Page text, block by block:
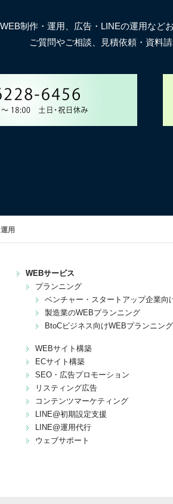
WEB制作・運用、広告・LINEの運用など
ご質問やご相談、見積依頼・資料
用
WEBサービス
プランニング
ベンチャー・スタートアップ企業向
製造業のWEBプランニング
BtoCビジネス向けWEBプランニング
WEBサイト構築
ECサイト構築
SEO・広告プロモーション
リスティング広告
コンテンツマーケティング
LINE@初期設定支援
LINE@運用代行
ウェブサポート